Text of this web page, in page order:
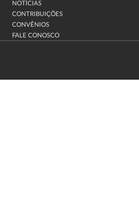
NOTÍCIAS
CONTRIBUIÇÕES
CONVÊNIOS
FALE CONOSCO